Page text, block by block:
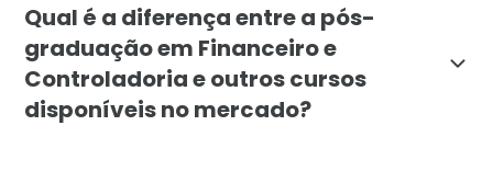
Qual é a diferença entre a pós-
graduação em Financeiro e
Controladoria e outros cursos
disponíveis no mercado?